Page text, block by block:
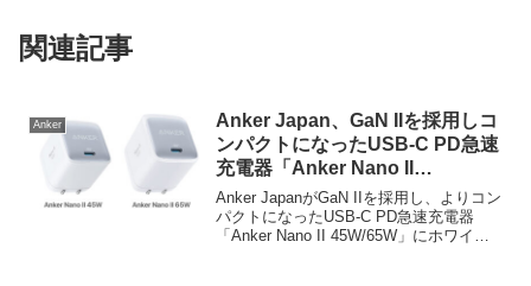
関連記事
Anker
Anker Japan、GaN IIを採用しコ
ンパクトになったUSB-C PD急速
充電器「Anker Nano II
45W/65W」にホワイトモデルを
追加。
Anker JapanがGaN IIを採用し、よりコン
パクトになったUSB-C PD急速充電器
「Anker Nano II 45W/65W」にホワイト